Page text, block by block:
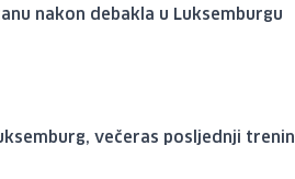
nakon debakla u Luksemburgu
večeras posljednji